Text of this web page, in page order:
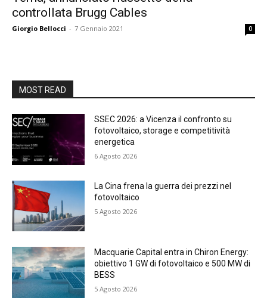
controllata Brugg Cables
Giorgio Bellocci - 7 Gennaio 2021 0
MOST READ
SSEC 2026: a Vicenza il confronto su
fotovoltaico, storage e competitività
energetica
6 Agosto 2026
La Cina frena la guerra dei prezzi nel
fotovoltaico
5 Agosto 2026
Macquarie Capital entra in Chiron Energy:
obiettivo 1 GW di fotovoltaico e 500 MW di
BESS
5 Agosto 2026